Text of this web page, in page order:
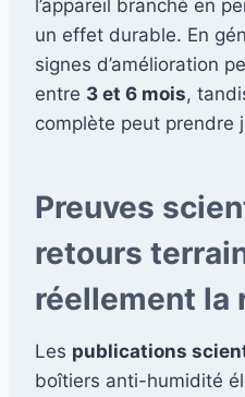
l’appareil branché en
un effet durable. En
signes d’amélioration
entre 3 et 6 mois,
complète peut prendre
Preuves
retours
réellement la
Les publications
boîtiers anti-humidité